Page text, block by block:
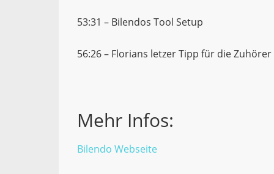
53:31 – Bilendos Tool Setup
56:26 – Florians letzer Tipp für die Zuhörer
Mehr Infos:
Bilendo Webseite